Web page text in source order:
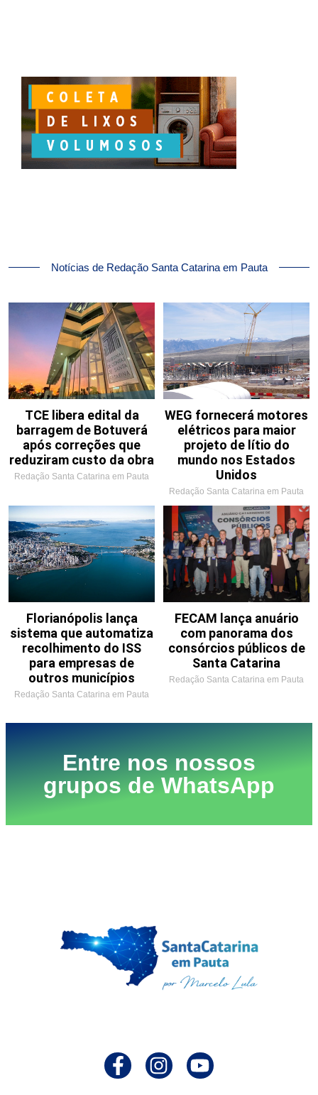
Notícias de Redação Santa Catarina em Pauta
TCE libera edital da
barragem de Botuverá
após correções que
reduziram custo da obra
Redação Santa Catarina em Pauta
WEG fornecerá motores
elétricos para maior
projeto de lítio do
mundo nos Estados
Unidos
Redação Santa Catarina em Pauta
Florianópolis lança
sistema que automatiza
recolhimento do ISS
para empresas de
outros municípios
Redação Santa Catarina em Pauta
FECAM lança anuário
com panorama dos
consórcios públicos de
Santa Catarina
Redação Santa Catarina em Pauta
Entre nos nossos
grupos de WhatsApp